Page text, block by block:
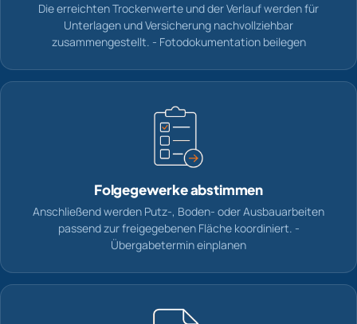
Die erreichten Trockenwerte und der Verlauf werden für
Unterlagen und Versicherung nachvollziehbar
zusammengestellt. - Fotodokumentation beilegen
Folgegewerke abstimmen
Anschließend werden Putz-, Boden- oder Ausbauarbeiten
passend zur freigegebenen Fläche koordiniert. -
Übergabetermin einplanen